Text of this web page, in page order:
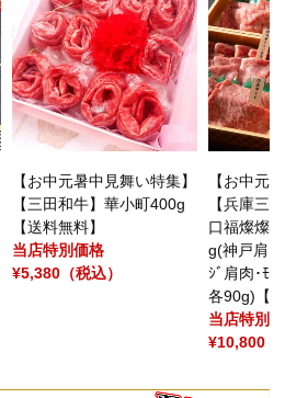
【お中元暑中見舞い特集】
【三田和牛】華小町400g
【送料無料】
当店特別価格
¥5,380（税込）
【お中元
【兵庫三
口福燦燦
g(神戸肩ﾛ
ｼﾞ肩肉･ﾓﾓ
各90g)【
当店特別
¥10,800（